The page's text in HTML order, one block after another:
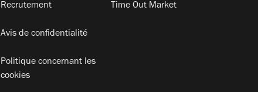
Recrutement
Avis de confidentialité
Politique concernant les
cookies
Time Out Market